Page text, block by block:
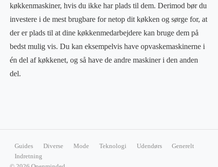
køkkenmaskiner, hvis du ikke har plads til dem. Derimod bør du
investere i de mest brugbare for netop dit køkken og sørge for, at
der er plads til at dine køkkenmedarbejdere kan bruge dem på
bedst mulig vis. Du kan eksempelvis have opvaskemaskinerne i
én del af køkkenet, og så have de andre maskiner i den anden
del.
Guides Diverse Mode Teknologi Udendørs
Generelt
Indretning